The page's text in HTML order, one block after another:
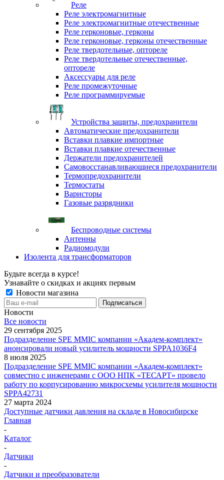
Реле
Реле электромагнитные
Реле электромагнитные отечественные
Реле герконовые, герконы
Реле герконовые, герконы отечественные
Реле твердотельные, оптореле
Реле твердотельные отечественные,
оптореле
Аксессуары для реле
Реле промежуточные
Реле программируемые
Устройства защиты, предохранители
Автоматические предохранители
Вставки плавкие импортные
Вставки плавкие отечественные
Держатели предохранителей
Самовосстанавливающиеся предохранители
Термопредохранители
Термостаты
Варисторы
Газовые разрядники
Беспроводные системы
Антенны
Радиомодули
Изолента для трансформаторов
Будьте всегда в курсе!
Узнавайте о скидках и акциях первым
Новости магазина
Новости
Все новости
29 сентября 2025
Подразделение SPE MMIC компании «Академ-комплект»
анонсировали новый усилитель мощности SPPA1036F4
8 июля 2025
Подразделение SPE MMIC компании «Академ-комплект»
совместно с инженерами с ООО НПК «ТЕСАРТ» провело
работу по корпусированию микросхемы усилителя мощности
SPPA42731
27 марта 2024
Доступные датчики давления на складе в Новосибирске
Главная
-
Каталог
-
Датчики
-
Датчики и преобразователи